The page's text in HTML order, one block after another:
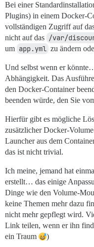
Bei einer
Plugins) in einem Docker-
vollständigen Zugriff auf
nicht auf das /var/
um app.yml zu ändern
Und selbst wenn er
Abhängigkeit. Das
den Docker-Container
beenden würde, den Sie
Hierfür gibt es mögliche
zusätzlicher Docker-
Launcher aus dem
das ist nicht trivial.
Ich meine, jemand hat
erstellt… das einige
Dinge wie den Volume-
keine Themen mehr dazu
nicht mehr gepflegt wird.
Link teilen, wenn er ihn
ein Traum
)